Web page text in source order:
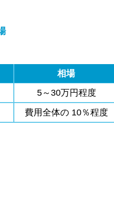
相場
5～30万円程度
費用全体の 10％程度